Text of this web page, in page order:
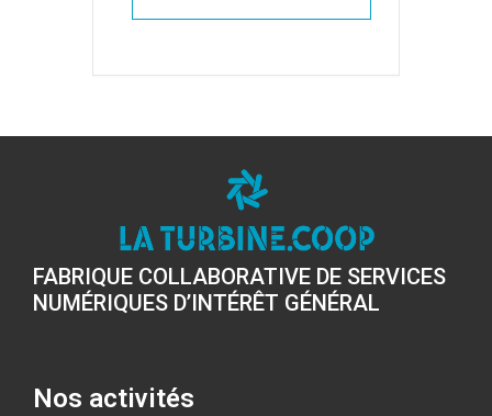
FABRIQUE COLLABORATIVE DE SERVICES
NUMÉRIQUES D’INTÉRÊT GÉNÉRAL
Nos activités